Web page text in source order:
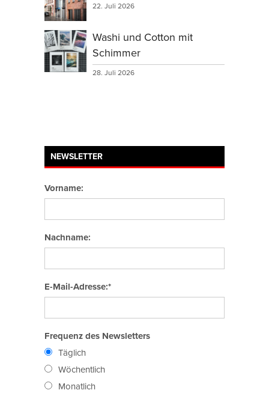
22. Juli 2026
Washi und Cotton mit
Schimmer
28. Juli 2026
NEWSLETTER
Vorname:
Nachname:
E-Mail-Adresse:*
Frequenz des Newsletters
Täglich
Wöchentlich
Monatlich